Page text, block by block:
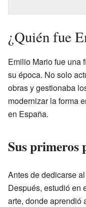
¿Quién fue
Emilio Mario fue una
su época. No solo
obras y gestionaba
modernizar la forma
en España.
Sus primeros
Antes de dedicarse
Después, estudió en
arte, donde aprendió